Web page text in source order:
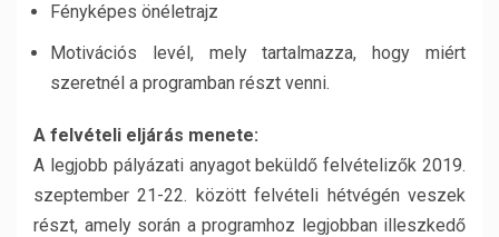
Fényképes önéletrajz
Motivációs levél, mely tartalmazza, hogy miért
szeretnél a programban részt venni.
A felvételi eljárás menete:
A legjobb pályázati anyagot beküldő felvételizők 2019.
szeptember 21-22. között felvételi hétvégén veszek
részt, amely során a programhoz legjobban illeszkedő